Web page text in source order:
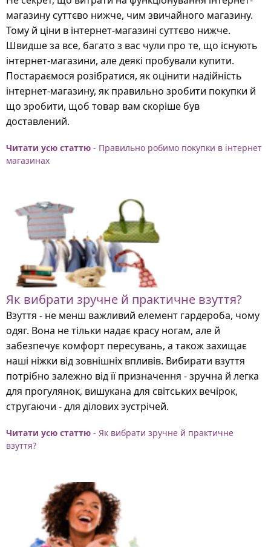
магазину суттєво нижче, чим звичайного магазину.
Тому й ціни в інтернет-магазині суттєво нижче.
Швидше за все, багато з вас чули про те, що існують
інтернет-магазини, але деякі пробували купити.
Постараємося розібратися, як оцінити надійність
інтернет-магазину, як правильно зробити покупки й
що зробити, щоб товар вам скоріше був
доставлений.
Читати усю статтю - Правильно робимо покупки в інтернет
магазинах
Як вибрати зручне й практичне взуття?
Взуття - не менш важливий елемент гардероба, чому
одяг. Вона не тільки надає красу ногам, але й
забезпечує комфорт пересувань, а також захищає
наші ніжки від зовнішніх впливів. Вибирати взуття
потрібно залежно від її призначення - зручна й легка
для прогулянок, вишукана для світських вечірок,
стругаючи - для ділових зустрічей.
Читати усю статтю - Як вибрати зручне й практичне
взуття?